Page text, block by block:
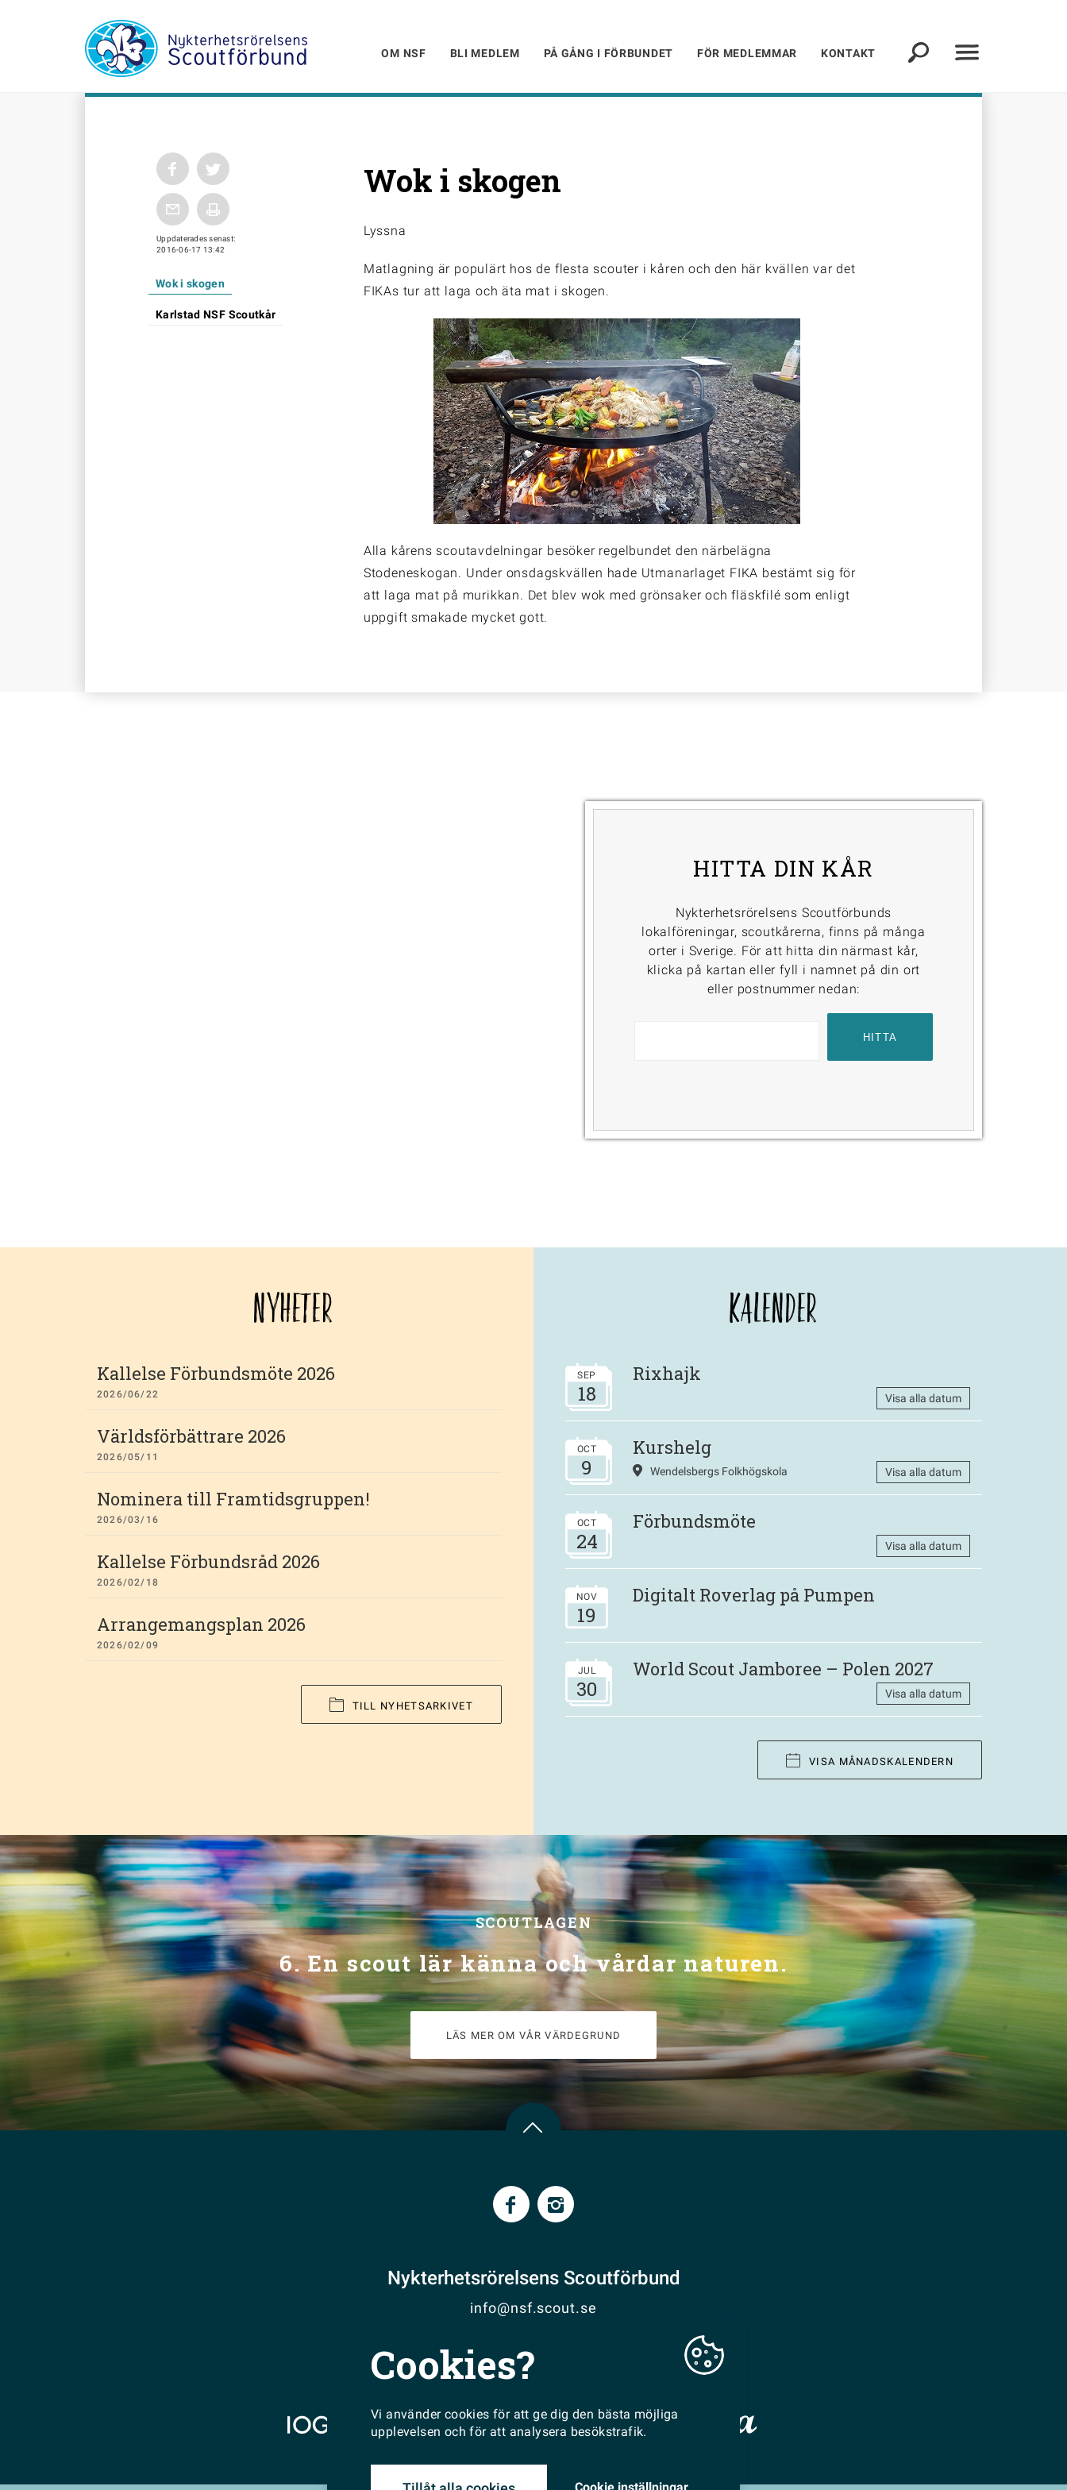
OM NSF BLI MEDLEM PÅ GÅNG I FÖRBUNDET FÖR MEDLEMMAR KONTAKT
Uppdaterades senast:
2016-06-17 13:42
Wok i skogen
Karlstad NSF Scoutkår
Wok i skogen
Lyssna
Matlagning är populärt hos de flesta scouter i kåren och den här kvällen var det
FIKAs tur att laga och äta mat i skogen.
Alla kårens scoutavdelningar besöker regelbundet den närbelägna
Stodeneskogan. Under onsdagskvällen hade Utmanarlaget FIKA bestämt sig för
att laga mat på murikkan. Det blev wok med grönsaker och fläskfilé som enligt
uppgift smakade mycket gott.
HITTA DIN KÅR
Nykterhetsrörelsens Scoutförbunds
lokalföreningar, scoutkårerna, finns på många
orter i Sverige. För att hitta din närmast kår,
klicka på kartan eller fyll i namnet på din ort
eller postnummer nedan:
NYHETER
Kallelse Förbundsmöte 2026
2026/06/22
Världsförbättrare 2026
2026/05/11
Nominera till Framtidsgruppen!
2026/03/16
Kallelse Förbundsråd 2026
2026/02/18
Arrangemangsplan 2026
2026/02/09
TILL NYHETSARKIVET
KALENDER
SEP
18
Rixhajk
Visa alla datum
OCT
9
Kurshelg
Wendelsbergs Folkhögskola Visa alla datum
OCT
24
Förbundsmöte
Visa alla datum
NOV
19
Digitalt Roverlag på Pumpen
JUL
30
World Scout Jamboree – Polen 2027
Visa alla datum
VISA MÅNADSKALENDERN
SCOUTLAGEN
6. En scout lär känna och vårdar naturen.
LÄS MER OM VÅR VÄRDEGRUND
Nykterhetsrörelsens Scoutförbund
info@nsf.scout.se
Cookies?
Vi använder cookies för att ge dig den bästa möjliga
upplevelsen och för att analysera besökstrafik.
Cookie inställningar